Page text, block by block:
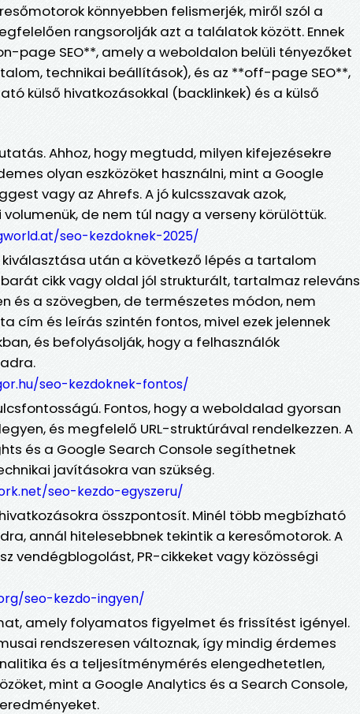
könnyebben felismerjék, miről szól a
rangsorolják azt a találatok között. Ennek
page SEO**, amely a weboldalon belüli tényezőket
technikai beállítások), és az **off-page SEO**,
külső hivatkozásokkal (backlinkek) és a külső
Ahhoz, hogy megtudd, milyen kifejezésekre
olyan eszközöket használni, mint a Google
vagy az Ahrefs. A jó kulcsszavak azok,
de nem túl nagy a verseny körülöttük.
seo-kezdoknek-2025/
után a következő lépés a tartalom
cikk vagy oldal jól strukturált, tartalmaz releváns
és a szövegben, de természetes módon, nem
cím és leírás szintén fontos, mivel ezek jelennek
és befolyásolják, hogy a felhasználók
seo-kezdoknek-fontos/
Fontos, hogy a weboldalad gyorsan
és megfelelő URL-struktúrával rendelkezzen. A
és a Google Search Console segíthetnek
javításokra van szükség.
seo-kezdo-egyszeru/
összpontosít. Minél több megbízható
annál hitelesebbnek tekintik a keresőmotorok. A
vendégblogolást, PR-cikkeket vagy közösségi
seo-kezdo-ingyen/
amely folyamatos figyelmet és frissítést igényel.
rendszeresen változnak, így mindig érdemes
és a teljesítménymérés elengedhetetlen,
mint a Google Analytics és a Search Console,